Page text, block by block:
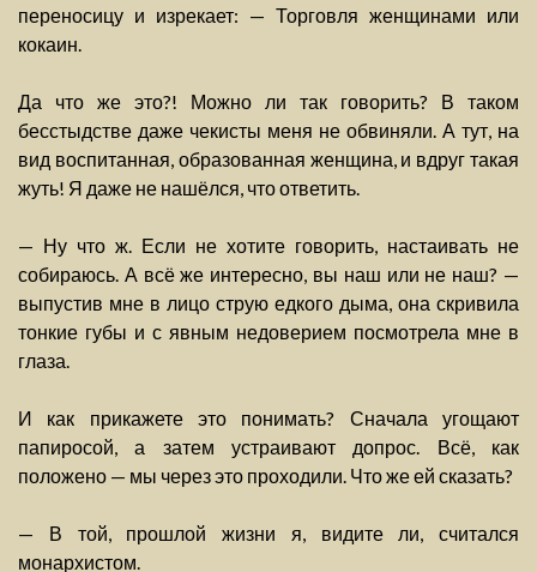
переносицу и изрекает: — Торговля женщинами или
кокаин.
Да что же это?! Можно ли так говорить? В таком
бесстыдстве даже чекисты меня не обвиняли. А тут, на
вид воспитанная, образованная женщина, и вдруг такая
жуть! Я даже не нашёлся, что ответить.
— Ну что ж. Если не хотите говорить, настаивать не
собираюсь. А всё же интересно, вы наш или не наш? —
выпустив мне в лицо струю едкого дыма, она скривила
тонкие губы и с явным недоверием посмотрела мне в
глаза.
И как прикажете это понимать? Сначала угощают
папиросой, а затем устраивают допрос. Всё, как
положено — мы через это проходили. Что же ей сказать?
— В той, прошлой жизни я, видите ли, считался
монархистом.